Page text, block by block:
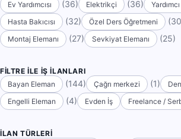
Ev Yardımcısı (36) Elektrikçi (36)
Hasta Bakıcısı (32) Özel Ders Öğretmeni
Montaj Elemanı (27) Sevkiyat Elemanı (25)
FILTRE ILE İŞ İLANLARI
Bayan Eleman
(144) Çağrı merkezi (1)
Engelli Eleman (4) Evden İş Freelance /
İLAN TÜRLERI